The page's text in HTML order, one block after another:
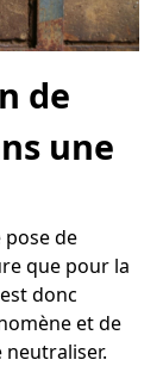
de
une
de
que pour la
donc
et de